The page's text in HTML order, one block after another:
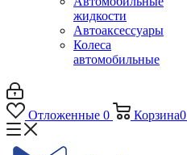
жидкости
Автоаксессуары
Колеса
автомобильные
Отложенные 0 Корзина0